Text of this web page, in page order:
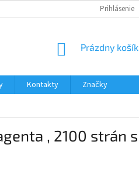
Prihlásenie
NÁKUPNÝ
Prázdny košík
Kontakty
Značky
, 2100 strán s